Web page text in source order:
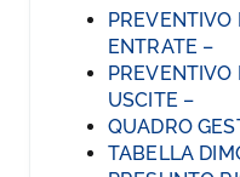
ENTRATE –
USCITE –
QUADRO
TABELLA